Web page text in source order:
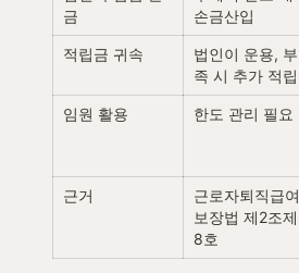
금
손금산입
적립금 귀속
법인이 운용, 부
족 시 추가 적립
임원 활용 한도 관리 필요
근거
근로자퇴직급여
보장법 제2조제
8호